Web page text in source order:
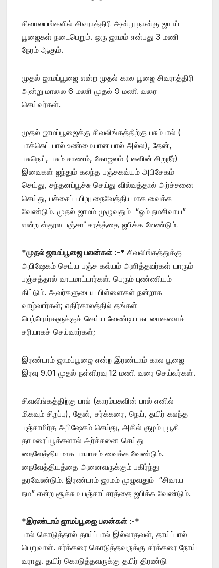
சிவாலயங்களில் சிவராத்திரி அன்று நான்கு ஜாமப்
பூஜைகள் நடைபெறும். ஒரு ஜாமம் என்பது 3 மணி
நேரம் ஆகும்.
முதல் ஜாமப்பூஜை என்ற முதல் கால பூஜை சிவராத்திரி
அன்று மாலை 6 மணி முதல் 9 மணி வரை
செய்வர்கள்.
முதல் ஜாமப்பூஜைக்கு சிவலிங்கத்திற்கு பசும்பால் (
பாக்கெட் பால் உண்மையான பால் அல்ல), தேன்,
பசுநெய், பசும் சாணம், கோஜலம் (பசுவின் சிறுநீர்)
இவைகள் ஐந்தும் கலந்த பஞ்சகவ்யம் அபிசேகம்
செய்து, சந்தனப்பூச்சு செய்து வில்வத்தால் அர்ச்சனை
செய்து, பச்சைப்பயிறு நைவேத்தியமாக வைக்க
வேண்டும். முதல் ஜாமம் முழுவதும் “ஓம் நமசிவாய”
என்ற ஸ்தூல பஞ்சாட்சரத்த்தை ஜபிக்க வேண்டும்.
*முதல் ஜாமப்பூஜை பலன்கள் :-* சிவலிங்கத்துக்கு
அபிஷேகம் செய்ய பஞ்ச கவ்யம் அளித்தவர்கள் யாரும்
பஞ்சத்தால் வாடமாட்டார்கள். பெரும் புண்ணியம்
கிட்டும். அவர்களுடைய பிள்ளைகள் நன்றாக
வாழ்வார்கள்; எதிர்காலத்தில் தங்கள்
பெற்றோர்களுக்குச் செய்ய வேண்டிய கடமைகளைச்
சரியாகச் செய்வார்கள்;
இரண்டாம் ஜாமப்பூஜை என்ற இரண்டாம் கால பூஜை
இரவு 9.01 முதல் நள்ளிரவு 12 மணி வரை செய்வர்கள்.
சிவலிங்கத்திற்கு பால் (காரம்பசுவின் பால் எனில்
மிகவும் சிறப்பு), தேன், சர்க்கரை, நெய், தயிர் கலந்த
பஞ்சாமிர்த அபிஷேகம் செய்து, அகில் குழம்பு பூசி
தாமரைப்பூக்களால் அர்ச்சனை செய்து
நைவேத்தியமாக பாயாசம் வைக்க வேண்டும்.
நைவேத்தியத்தை அனைவருக்கும் பகிர்ந்து
தரவேண்டும். இரண்டாம் ஜாமம் முழுவதும் “சிவாய
நம” என்ற சூக்சும பஞ்சாட்சரத்தை ஜபிக்க வேண்டும்.
*இரண்டாம் ஜாமப்பூஜை பலன்கள் :-*
பால் கொடுத்தால் தாய்ப்பால் இல்லாதவள், தாய்ப்பால்
பெறுவாள். சர்க்கரை கொடுத்தவருக்கு சர்க்கரை நோய்
வராது. தயிர் கொடுத்தவருக்கு தயிர் திரண்டு